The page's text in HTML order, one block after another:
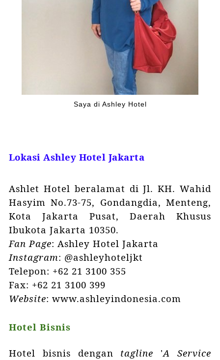
Saya di Ashley Hotel
Lokasi Ashley Hotel Jakarta
Ashlet Hotel beralamat di Jl. KH. Wahid
Hasyim No.73-75, Gondangdia, Menteng,
Kota Jakarta Pusat, Daerah Khusus
Ibukota Jakarta 10350.
Fan Page: Ashley Hotel Jakarta
Instagram: @ashleyhoteljkt
Telepon: +62 21 3100 355
Fax: +62 21 3100 399
Website: www.ashleyindonesia.com
Hotel Bisnis
Hotel bisnis dengan tagline 'A Service